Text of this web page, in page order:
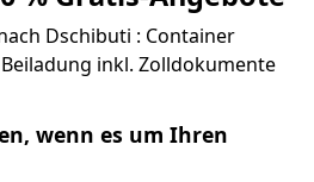
Dschibuti : Container
inkl. Zolldokumente
wenn es um Ihren